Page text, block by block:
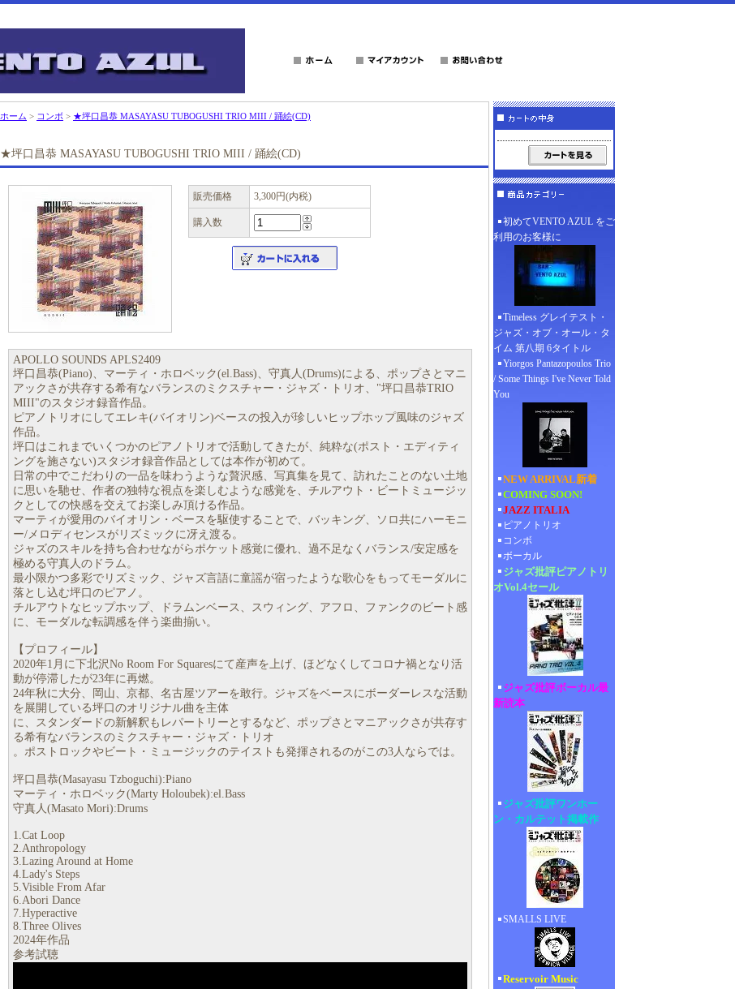
ホーム > コンボ > ★坪口昌恭 MASAYASU TUBOGUSHI TRIO MIII / 踊絵(CD)
★坪口昌恭 MASAYASU TUBOGUSHI TRIO MIII / 踊絵(CD)
販売価格 3,300円(内税)
購入数
APOLLO SOUNDS APLS2409
坪口昌恭(Piano)、マーティ・ホロベック(el.Bass)、守真人(Drums)による、ポップさとマニ
アックさが共存する希有なバランスのミクスチャー・ジャズ・トリオ、"坪口昌恭TRIO
MIII"のスタジオ録音作品。
ピアノトリオにしてエレキ(バイオリン)ベースの投入が珍しいヒップホップ風味のジャズ
作品。
坪口はこれまでいくつかのピアノトリオで活動してきたが、純粋な(ポスト・エディティ
ングを施さない)スタジオ録音作品としては本作が初めて。
日常の中でこだわりの一品を味わうような贅沢感、写真集を見て、訪れたことのない土地
に思いを馳せ、作者の独特な視点を楽しむような感覚を、チルアウト・ビートミュージッ
クとしての快感を交えてお楽しみ頂ける作品。
マーティが愛用のバイオリン・ベースを駆使することで、バッキング、ソロ共にハーモニ
ー/メロディセンスがリズミックに冴え渡る。
ジャズのスキルを持ち合わせながらポケット感覚に優れ、過不足なくバランス/安定感を
極める守真人のドラム。
最小限かつ多彩でリズミック、ジャズ言語に童謡が宿ったような歌心をもってモーダルに
落とし込む坪口のピアノ。
チルアウトなヒップホップ、ドラムンベース、スウィング、アフロ、ファンクのビート感
に、モーダルな転調感を伴う楽曲揃い。
【プロフィール】
2020年1月に下北沢No Room For Squaresにて産声を上げ、ほどなくしてコロナ禍となり活
動が停滞したが23年に再燃。
24年秋に大分、岡山、京都、名古屋ツアーを敢行。ジャズをベースにボーダーレスな活動
を展開している坪口のオリジナル曲を主体
に、スタンダードの新解釈もレパートリーとするなど、ポップさとマニアックさが共存す
る希有なバランスのミクスチャー・ジャズ・トリオ
。ポストロックやビート・ミュージックのテイストも発揮されるのがこの3人ならでは。
坪口昌恭(Masayasu Tzboguchi):Piano
マーティ・ホロベック(Marty Holoubek):el.Bass
守真人(Masato Mori):Drums
1.Cat Loop
2.Anthropology
3.Lazing Around at Home
4.Lady's Steps
5.Visible From Afar
6.Abori Dance
7.Hyperactive
8.Three Olives
2024年作品
参考試聴
初めてVENTO AZUL をご
利用のお客様に
Timeless グレイテスト・
ジャズ・オブ・オール・タ
イム 第八期 6タイトル
Yiorgos Pantazopoulos Trio
/ Some Things I've Never Told
You
NEW ARRIVAL新着
COMING SOON!
JAZZ ITALIA
ピアノトリオ
コンボ
ボーカル
ジャズ批評ピアノトリ
オVol.4セール
ジャズ批評ボーカル最
新読本
ジャズ批評ワンホー
ン・カルテット掲載作
SMALLS LIVE
Reservoir Music